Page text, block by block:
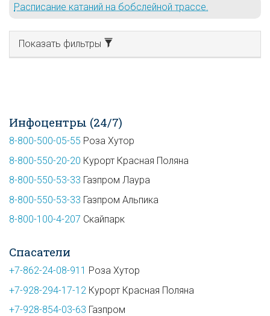
Расписание катаний на бобслейной трассе.
Показать фильтры
Инфоцентры (24/7)
8-800-500-05-55 Роза Хутор
8-800-550-20-20 Курорт Красная Поляна
8-800-550-53-33 Газпром Лаура
8-800-550-53-33 Газпром Альпика
8-800-100-4-207 Скайпарк
Спасатели
+7-862-24-08-911 Роза Хутор
+7-928-294-17-12 Курорт Красная Поляна
+7-928-854-03-63 Газпром